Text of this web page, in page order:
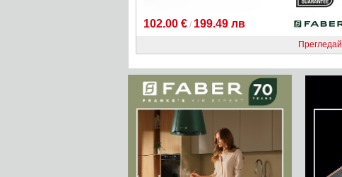
102.00 € / 199.49 лв
Прегледай